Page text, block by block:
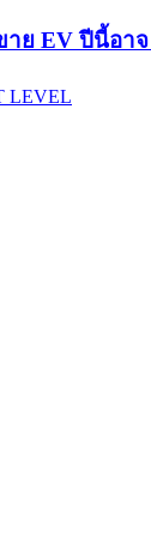
าย EV ปีนี้อา